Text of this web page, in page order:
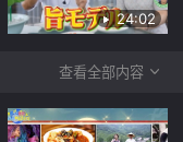
24:02
查看全部内容